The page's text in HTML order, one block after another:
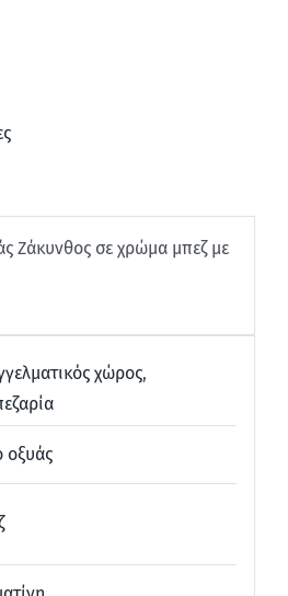
Ζάκυνθος σε χρώμα μπεζ με
χώρος,
οξυάς